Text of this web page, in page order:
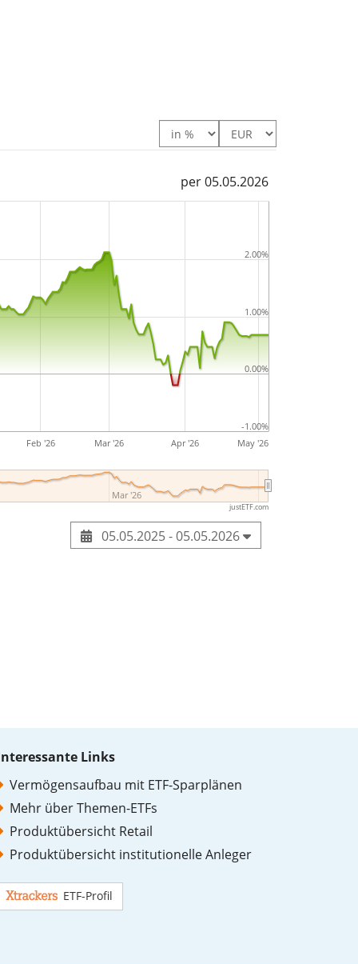
per 05.05.2026
Feb '26 Mar '26 Apr '26 May '26
Mar '26
-1.00%
0.00%
1.00%
2.00%
justETF.com
05.05.2025 - 05.05.2026
Links
Vermögensaufbau mit ETF-Sparplänen
Mehr über Themen-ETFs
Produktübersicht Retail
Produktübersicht institutionelle Anleger
ETF-Profil